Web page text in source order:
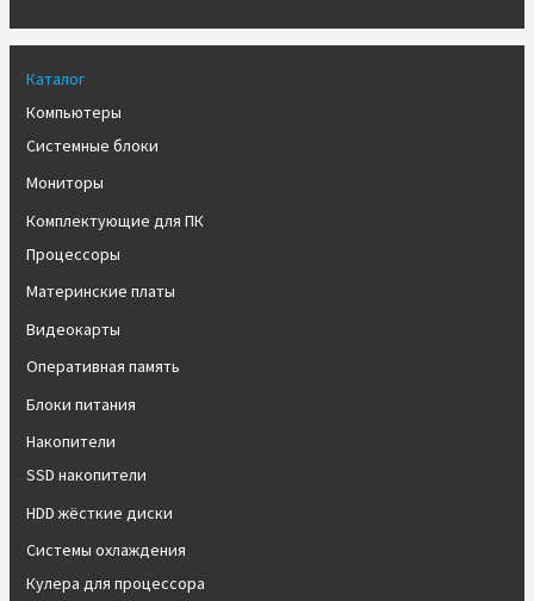
Каталог
Компьютеры
Системные блоки
Мониторы
Комплектующие для ПК
Процессоры
Материнские платы
Видеокарты
Оперативная память
Блоки питания
Накопители
SSD накопители
HDD жёсткие диски
Системы охлаждения
Кулера для процессора